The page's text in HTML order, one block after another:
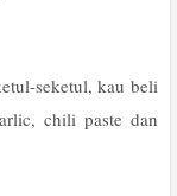
seketul, kau beli
chili paste dan